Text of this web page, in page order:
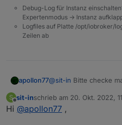
funktioniert die Verbindung
Woran kann das liegen?
Debug-Log für Instanz
Expertenmodus -> Instanz
Logfiles auf Platte /opt/iobroker/
Zeilen ab
apollon77@sit-in Bitte checke
S
Offline
sit-inschrieb am 20. Okt. 2022,
zuletzt editiert von
Hi @apollon77 ,